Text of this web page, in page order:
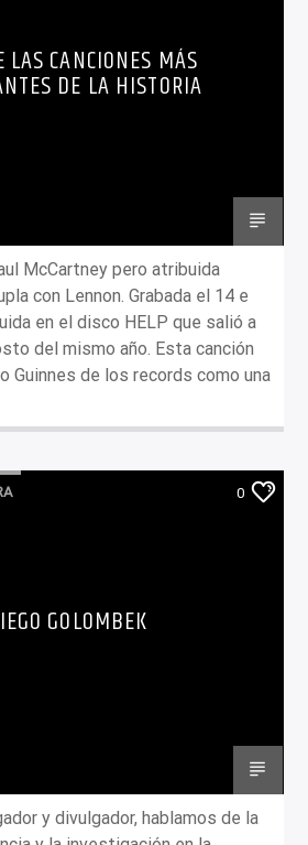
LAS CANCIONES MÁS
DE LA HISTORIA
McCartney pero atribuida
con Lennon. Grabada el 14 e
en el disco HELP que salió a
del mismo año. Esta canción
Guinnes de los records como una
0
GOLOMBEK
y divulgador, hablamos de la